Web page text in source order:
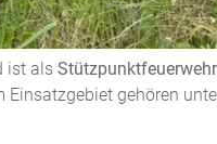
12 Kilometer südlich
ist als Stützpunktfeuerwehr
gehören